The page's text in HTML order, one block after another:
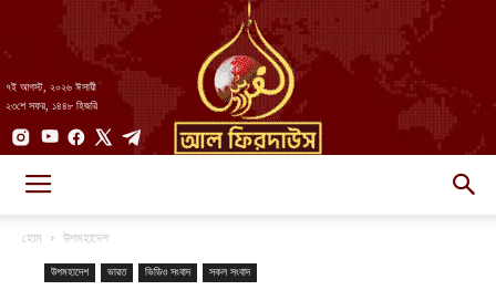
৭ই আগস্ট, ২০২৬ ঈসায়ী
২৩শে সফর, ১৪৪৮ হিজরি
হোম উপমহাদেশ
উপমহাদেশ ভারত ভিডিও সংবাদ সকল সংবাদ